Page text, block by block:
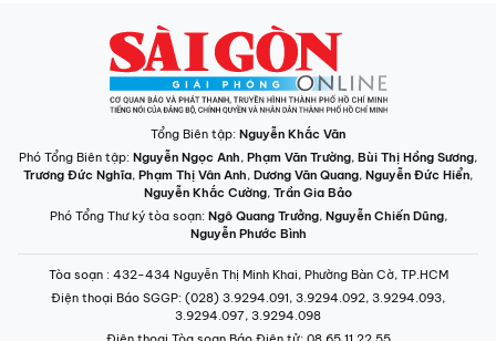
Tổng Biên tập: Nguyễn Khắc Văn
Phó Tổng Biên tập: Nguyễn Ngọc Anh, Phạm Văn Trường, Bùi Thị Hồng Sương,
Trương Đức Nghĩa, Phạm Thị Vân Anh, Dương Văn Quang, Nguyễn Đức Hiển,
Nguyễn Khắc Cường, Trần Gia Bảo
Phó Tổng Thư ký tòa soạn: Ngô Quang Trưởng, Nguyễn Chiến Dũng,
Nguyễn Phước Bình
Tòa soạn : 432-434 Nguyễn Thị Minh Khai, Phường Bàn Cờ, TP.HCM
Điện thoại Báo SGGP: (028) 3.9294.091, 3.9294.092, 3.9294.093,
3.9294.097, 3.9294.098